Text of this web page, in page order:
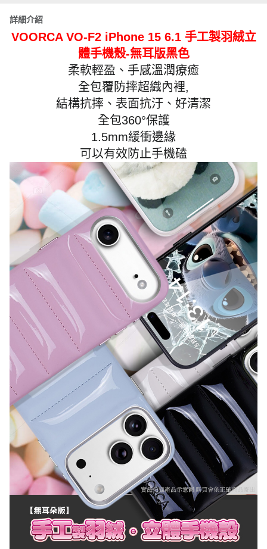
詳細介紹
VOORCA VO-F2 iPhone 15 6.1 手工製羽絨立
體手機殼-無耳版黑色
柔軟輕盈、手感溫潤療癒
全包覆防摔超織內裡,
結構抗摔、表面抗汙、好清潔
全包360°保護
1.5mm緩衝邊緣
可以有效防止手機磕